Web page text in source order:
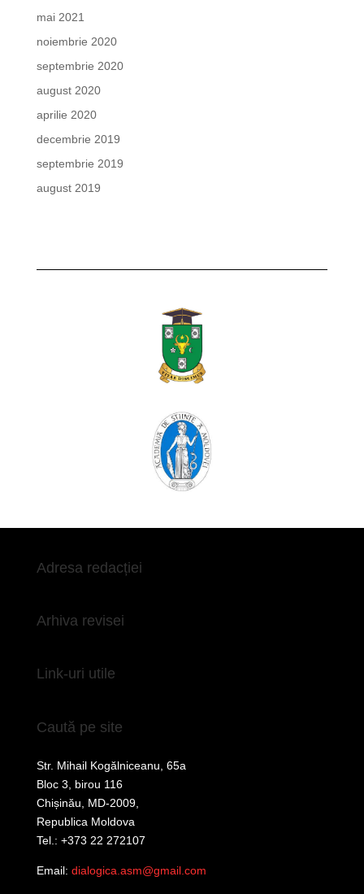
mai 2021
noiembrie 2020
septembrie 2020
august 2020
aprilie 2020
decembrie 2019
septembrie 2019
august 2019
Adresa redacției
Arhiva revisei
Link-uri utile
Caută pe site
Str. Mihail Kogălniceanu, 65a
Bloc 3, birou 116
Chișinău, MD-2009,
Republica Moldova
Tel.: +373 22 272107
Email: dialogica.asm@gmail.com